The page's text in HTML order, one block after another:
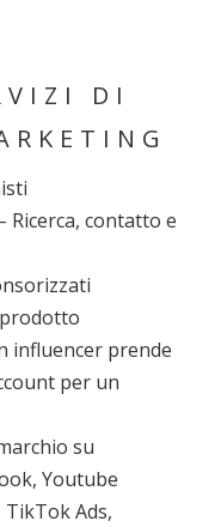
DI
Ricerca, contatto e
influencer prende
per un
su
Youtube
Ads,